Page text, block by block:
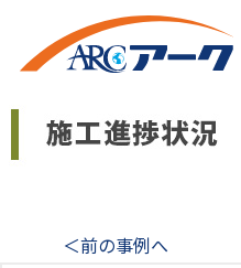
＜前の事例へ